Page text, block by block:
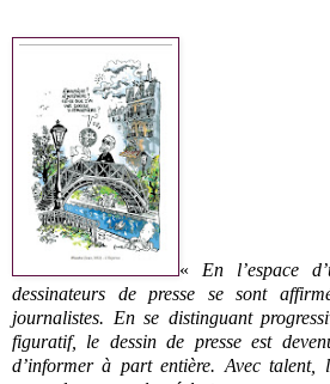
« En l’espace
dessinateurs de presse se sont
journalistes. En se distinguant
figuratif, le dessin de presse est
d’informer à part entière. Avec talent,